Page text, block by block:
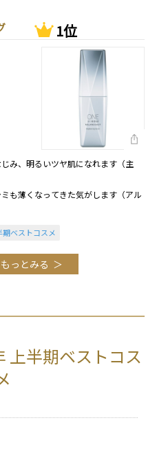
1位
み、明るいツヤ肌になれます（主
も薄くなってきた気がします（アル
期ベストコスメ
っとみる
上半期ベストコス